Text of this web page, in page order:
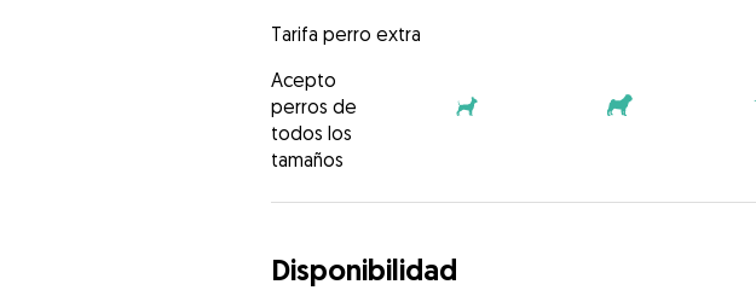
Tarifa perro extra
Acepto
perros de
todos los
tamaños
Disponibilidad